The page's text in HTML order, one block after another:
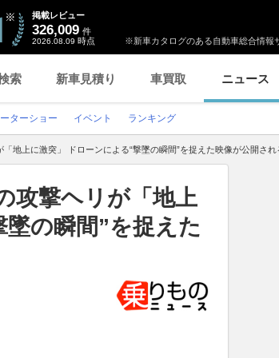
※新車カタログのある自動車総合情報
掲載レビュー
326,009 件
2026.08.09 時点
索 新車見積り 車買取 ニュース
ターショー イベント ランキング
地上に激突」 ドローンによる“撃墜の瞬間”を捉えた映像が公開され
攻撃ヘリが「地上
の瞬間”を捉えた